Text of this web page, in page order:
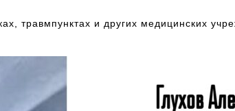
травмпунктах и других медицинских